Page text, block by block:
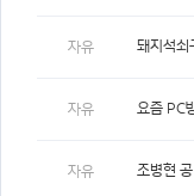
자유 돼지석쇠
자유 요즘 PC
자유 조병현